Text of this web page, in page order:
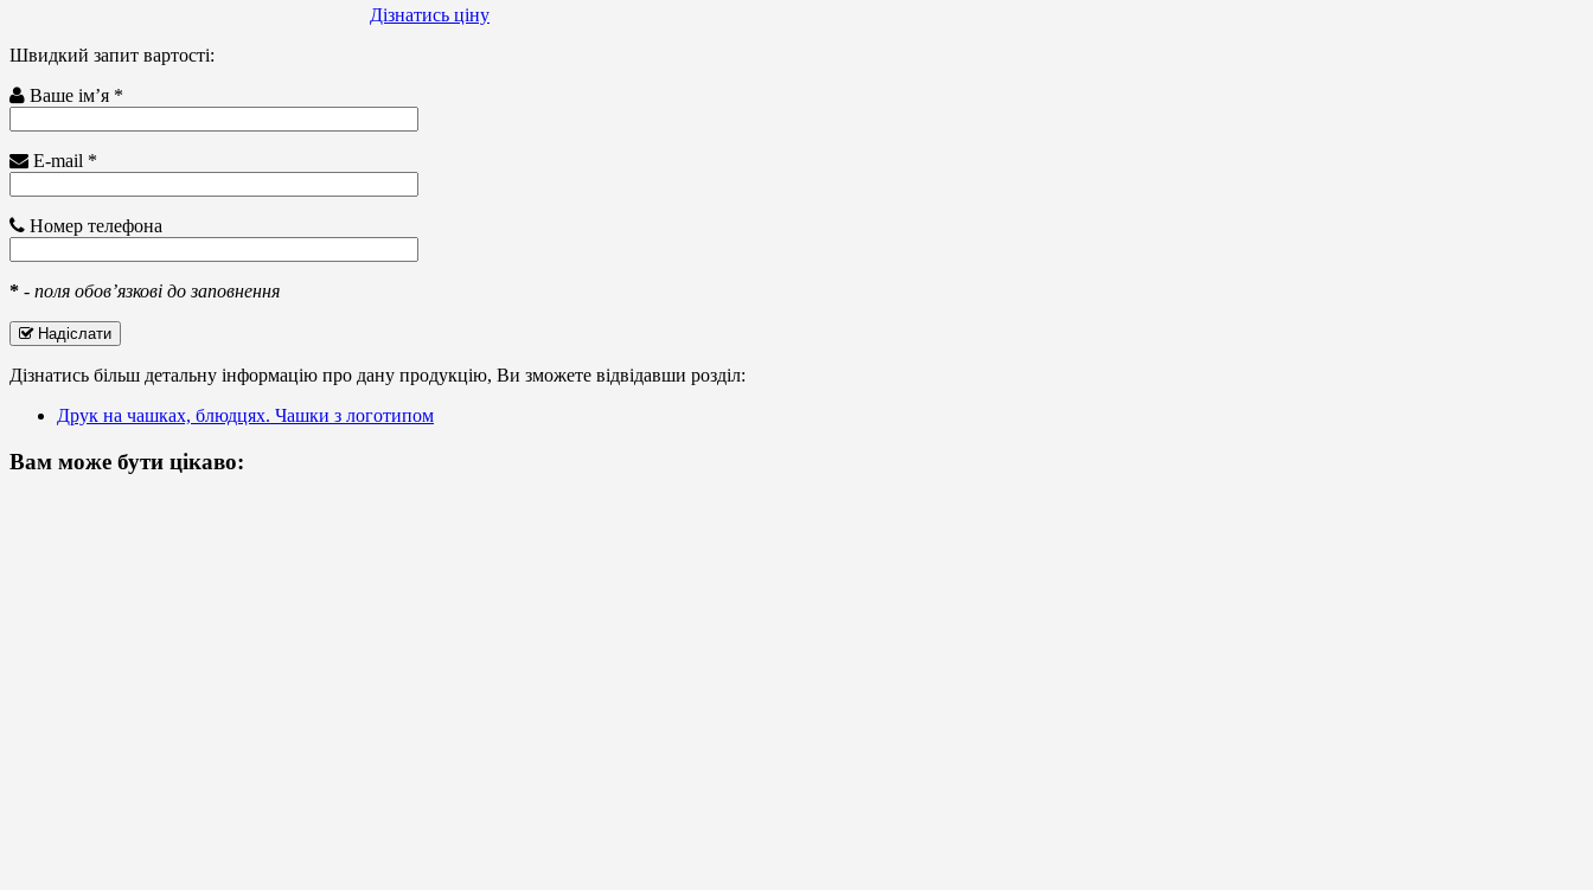
Дізнатись ціну
Швидкий запит вартості:
Ваше ім’я *
E-mail *
Номер телефона
* - поля обов’язкові до заповнення
Надіслати
Дізнатись більш детальну інформацію про дану продукцію, Ви зможете відвідавши розділ:
Друк на чашках, блюдцях. Чашки з логотипом
Вам може бути цікаво: